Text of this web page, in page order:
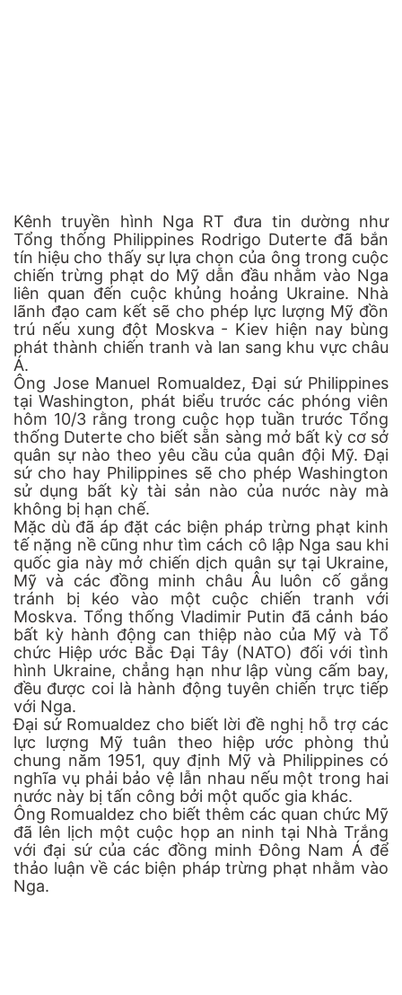
Kênh truyền hình Nga RT đưa tin dường như
Tổng thống Philippines Rodrigo Duterte đã bắn
tín hiệu cho thấy sự lựa chọn của ông trong cuộc
chiến trừng phạt do Mỹ dẫn đầu nhằm vào Nga
liên quan đến cuộc khủng hoảng Ukraine. Nhà
lãnh đạo cam kết sẽ cho phép lực lượng Mỹ đồn
trú nếu xung đột Moskva - Kiev hiện nay bùng
phát thành chiến tranh và lan sang khu vực châu
Á.
Ông Jose Manuel Romualdez, Đại sứ Philippines
tại Washington, phát biểu trước các phóng viên
hôm 10/3 rằng trong cuộc họp tuần trước Tổng
thống Duterte cho biết sẵn sàng mở bất kỳ cơ sở
quân sự nào theo yêu cầu của quân đội Mỹ. Đại
sứ cho hay Philippines sẽ cho phép Washington
sử dụng bất kỳ tài sản nào của nước này mà
không bị hạn chế.
Mặc dù đã áp đặt các biện pháp trừng phạt kinh
tế nặng nề cũng như tìm cách cô lập Nga sau khi
quốc gia này mở chiến dịch quân sự tại Ukraine,
Mỹ và các đồng minh châu Âu luôn cố gắng
tránh bị kéo vào một cuộc chiến tranh với
Moskva. Tổng thống Vladimir Putin đã cảnh báo
bất kỳ hành động can thiệp nào của Mỹ và Tổ
chức Hiệp ước Bắc Đại Tây (NATO) đối với tình
hình Ukraine, chẳng hạn như lập vùng cấm bay,
đều được coi là hành động tuyên chiến trực tiếp
với Nga.
Đại sứ Romualdez cho biết lời đề nghị hỗ trợ các
lực lượng Mỹ tuân theo hiệp ước phòng thủ
chung năm 1951, quy định Mỹ và Philippines có
nghĩa vụ phải bảo vệ lẫn nhau nếu một trong hai
nước này bị tấn công bởi một quốc gia khác.
Ông Romualdez cho biết thêm các quan chức Mỹ
đã lên lịch một cuộc họp an ninh tại Nhà Trắng
với đại sứ của các đồng minh Đông Nam Á để
thảo luận về các biện pháp trừng phạt nhằm vào
Nga.